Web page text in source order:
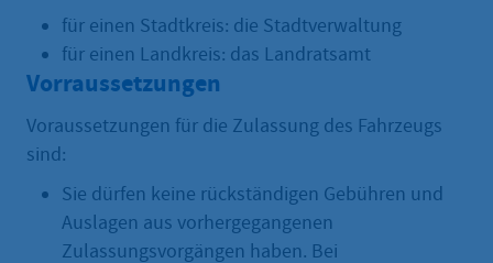
für einen Stadtkreis: die Stadtverwaltung
für einen Landkreis: das Landratsamt
Vorraussetzungen
Voraussetzungen für die Zulassung des Fahrzeugs
sind:
Sie dürfen keine rückständigen Gebühren und
Auslagen aus vorhergegangenen
Zulassungsvorgängen haben. Bei